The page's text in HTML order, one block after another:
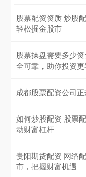
股票配资资质 炒股
轻松掘金股市
股票操盘需要多少
全可靠，助你投资
成都股票配资公司
如何炒股配资 股票
动财富杠杆
贵阳期货配资 网络
市，把握财富机遇